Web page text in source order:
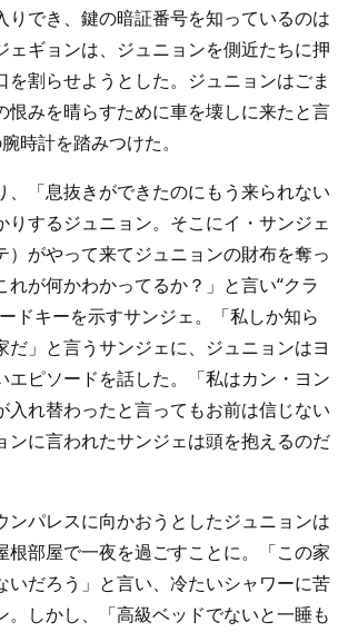
りでき、鍵の暗証番号を知っているのは
ェギョンは、ジュニョンを側近たちに押
を割らせようとした。ジュニョンはごま
恨みを晴らすために車を壊しに来たと言
時計を踏みつけた。
、「息抜きができたのにもう来られない
りするジュニョン。そこにイ・サンジェ
）がやって来てジュニョンの財布を奪っ
れが何かわかってるか？」と言い“クラ
ドキーを示すサンジェ。「私しか知ら
だ」と言うサンジェに、ジュニョンはヨ
エピソードを話した。「私はカン・ヨン
入れ替わったと言ってもお前は信じない
ンに言われたサンジェは頭を抱えるのだ
ンパレスに向かおうとしたジュニョンは
根部屋で一夜を過ごすことに。「この家
いだろう」と言い、冷たいシャワーに苦
。しかし、「高級ベッドでないと一睡も